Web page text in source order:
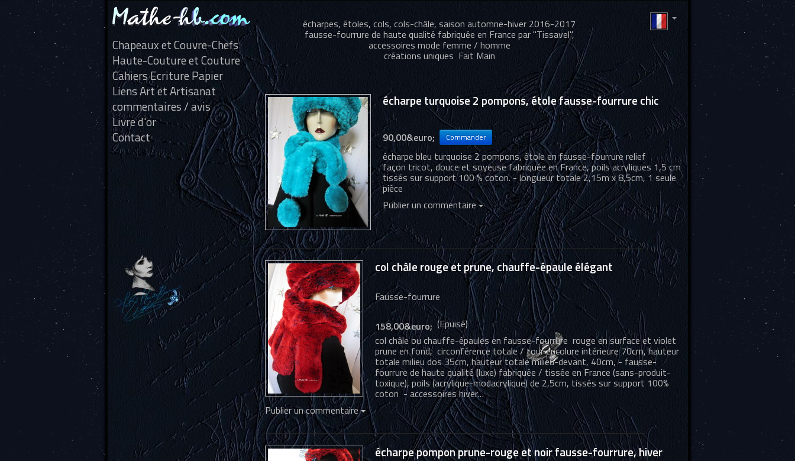
Chapeaux et Couvre-Chefs
Haute-Couture et Couture
Cahiers Ecriture Papier
Liens Art et Artisanat
commentaires / avis
Livre d'or
Contact
écharpes, étoles, cols, cols-châle, saison automne-hiver 2016-2017
fausse-fourrure de haute qualité fabriquée en France par "Tissavel",
accessoires mode femme / homme
créations uniques Fait Main
écharpe turquoise 2 pompons, étole fausse-fourrure chic
90,00&euro;
écharpe bleu turquoise 2 pompons, étole en fausse-fourrure relief
façon tricot, douce et soyeuse fabriquée en France, poils acryliques 1,5 cm
tissés sur support 100 % coton. - longueur totale 2,15m x 8,5cm, 1 seule
pièce
Publier un commentaire
col châle rouge et prune, chauffe-épaule élégant
Fausse-fourrure
158,00&euro; (Epuisé)
col châle ou chauffe-épaules en fausse-fourrure rouge en surface et violet
prune en fond, circonférence totale / tour encolure intérieure 70cm, hauteur
totale milieu dos 35cm, hauteur totale milieu-devant, 40cm, - fausse-
fourrure de haute qualité (luxe) fabriquée / tissée en France (sans-produit-
toxique), poils (acrylique-modacrylique) de 2,5cm, tissés sur support 100%
coton - accessoires hiver…
Publier un commentaire
écharpe pompon prune-rouge et noir fausse-fourrure, hiver